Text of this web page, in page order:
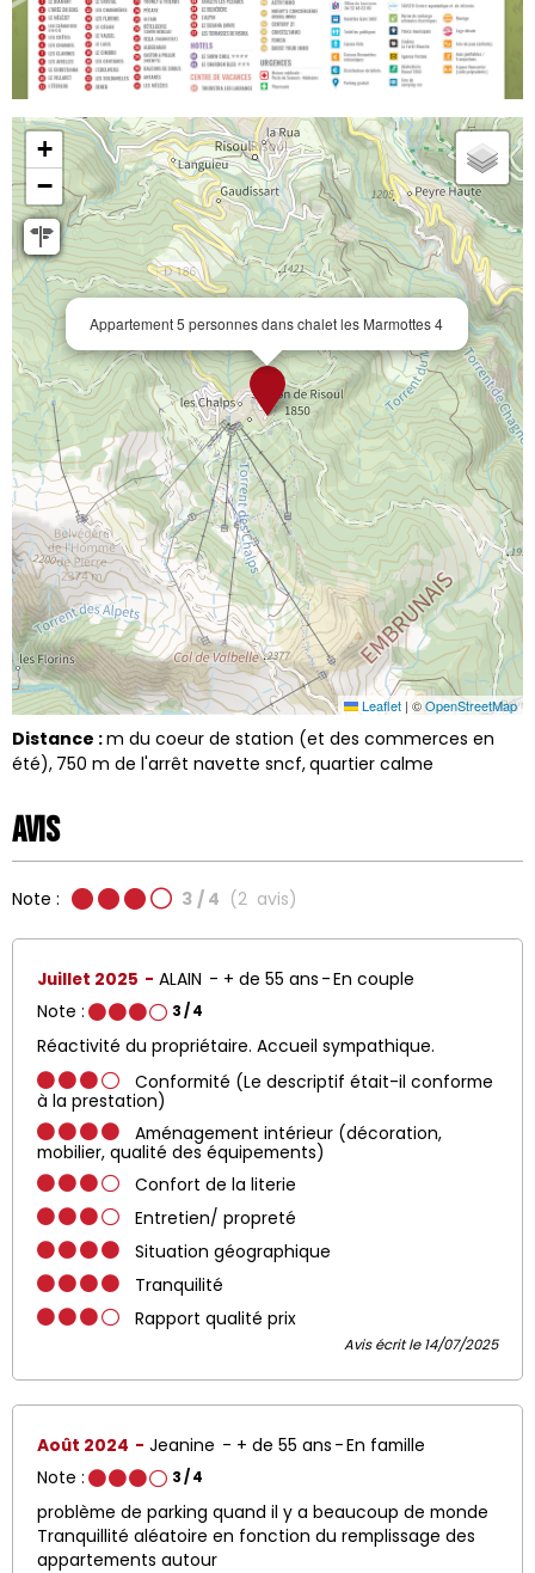
Appartement 5 personnes dans chalet les Marmottes 4
+
−
Leaflet | ©OpenStreetMap
Distance :m du coeur de station (et des commerces en
été) 750 m de l'arrêt navette sncf quartier calme
Avis
Note : 3 / 4 (2 avis)
Juillet 2025 ALAIN + de 55 ans
En couple
Note :
3/ 4
Réactivité du propriétaire. Accueil sympathique.
Conformité (Le descriptif était-il conforme
à la prestation)
Aménagement intérieur (décoration,
mobilier, qualité des équipements)
Confort de la literie
Entretien/ propreté
Situation géographique
Tranquilité
Rapport qualité prix
Avis écrit le 14/07/2025
Août 2024 Jeanine + de 55 ans
En famille
Note :
3/ 4
problème de parking quand il y a beaucoup de monde
Tranquillité aléatoire en fonction du remplissage des
appartements autour